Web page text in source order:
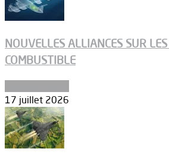
NOUVELLES ALLIANCES SUR
COMBUSTIBLE
17 juillet 2026